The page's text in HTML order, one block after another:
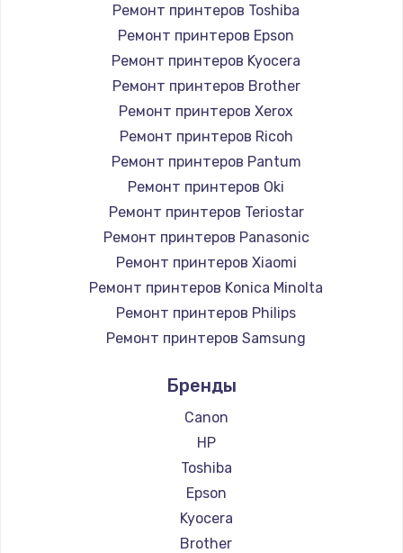
Ремонт принтеров Toshiba
Ремонт принтеров Epson
Ремонт принтеров Kyocera
Ремонт принтеров Brother
Ремонт принтеров Xerox
Ремонт принтеров Ricoh
Ремонт принтеров Pantum
Ремонт принтеров Oki
Ремонт принтеров Teriostar
Ремонт принтеров Panasonic
Ремонт принтеров Xiaomi
Ремонт принтеров Konica Minolta
Ремонт принтеров Philips
Ремонт принтеров Samsung
Ремонт принтеров Lexmark
Ремонт принтеров Sharp
Ремонт принтеров TSC
Ремонт принтеров Fujitsu
Ремонт принтеров Godex
Бренды
Canon
HP
Toshiba
Epson
Kyocera
Brother